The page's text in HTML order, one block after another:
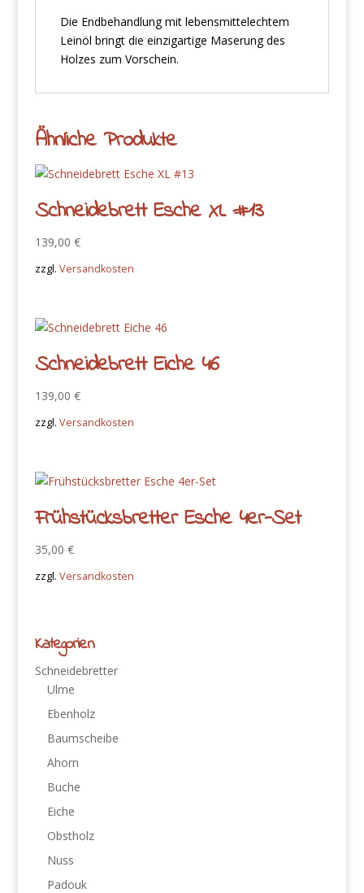
Die Endbehandlung mit lebensmittelechtem
Leinöl bringt die einzigartige Maserung des
Holzes zum Vorschein.
Ähnliche Produkte
Schneidebrett Esche XL #13
139,00 €
zzgl. Versandkosten
Schneidebrett Eiche 46
139,00 €
zzgl. Versandkosten
Frühstücksbretter Esche 4er-Set
35,00 €
zzgl. Versandkosten
Kategorien
Schneidebretter
Ulme
Ebenholz
Baumscheibe
Ahorn
Buche
Eiche
Obstholz
Nuss
Padouk